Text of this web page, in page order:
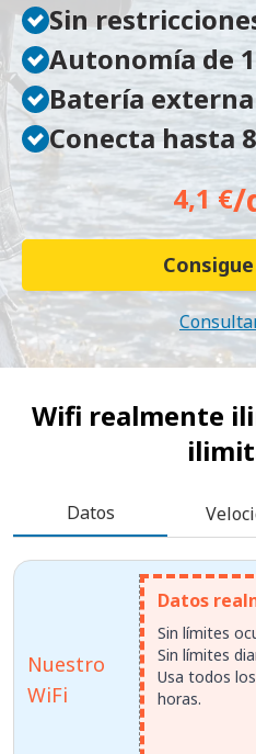
Sin
Autonomía de
Batería
Conecta hasta
4,1 €/
Wifi realmente
Datos
Nuestro
WiFi
Datos
Sin límites
Sin límites
Usa todos
horas.